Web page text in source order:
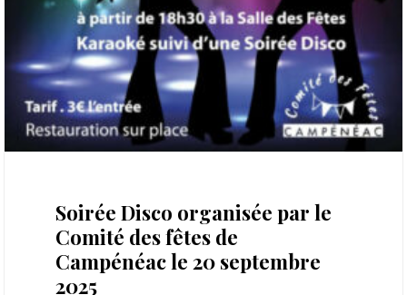
Soirée Disco organisée par le
Comité des fêtes de
Campénéac le 20 septembre
2025